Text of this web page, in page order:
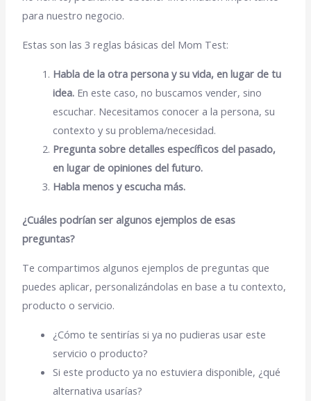
para nuestro negocio.
Estas son las 3 reglas básicas del Mom Test:
Habla de la otra persona y su vida, en lugar de tu
idea. En este caso, no buscamos vender, sino
escuchar. Necesitamos conocer a la persona, su
contexto y su problema/necesidad.
Pregunta sobre detalles específicos del pasado,
en lugar de opiniones del futuro.
Habla menos y escucha más.
¿Cuáles podrían ser algunos ejemplos de esas
preguntas?
Te compartimos algunos ejemplos de preguntas que
puedes aplicar, personalizándolas en base a tu contexto,
producto o servicio.
¿Cómo te sentirías si ya no pudieras usar este
servicio o producto?
Si este producto ya no estuviera disponible, ¿qué
alternativa usarías?